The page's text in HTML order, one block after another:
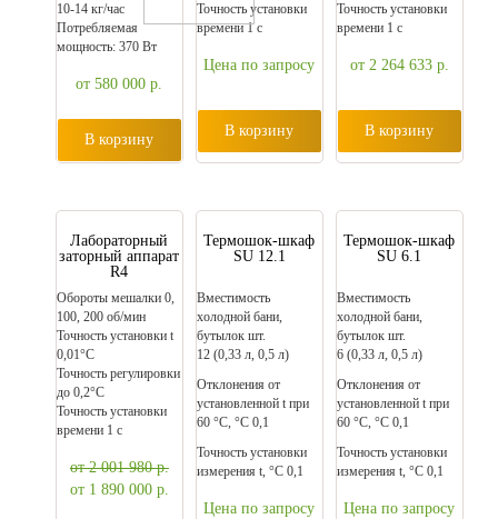
10-14 кг/час
Потребляемая
мощность: 370 Вт
от 580 000р.
В корзину
Точность установки
времени 1 с
Цена по запросу
В корзину
Точность установки
времени 1 с
от 2 264 633 р.
В корзину
Лабораторный
заторный аппарат
R4
Обороты мешалки 0,
100, 200 oб/мин
Точность установки t
0,01°C
Точность регулировки
до 0,2°C
Точность установки
времени 1 с
от 2 001 980р.
от 1 890 000 р.
Термошок-шкаф
SU 12.1
Вместимость
холодной бани,
бутылок шт.
12 (0,33 л, 0,5 л)
Отклонения от
установленной t при
60 °C, °C 0,1
Точность установки
измерения t, °C 0,1
Цена по запросу
Термошок-шкаф
SU 6.1
Вместимость
холодной бани,
бутылок шт.
6 (0,33 л, 0,5 л)
Отклонения от
установленной t при
60 °C, °C 0,1
Точность установки
измерения t, °C 0,1
Цена по запросу